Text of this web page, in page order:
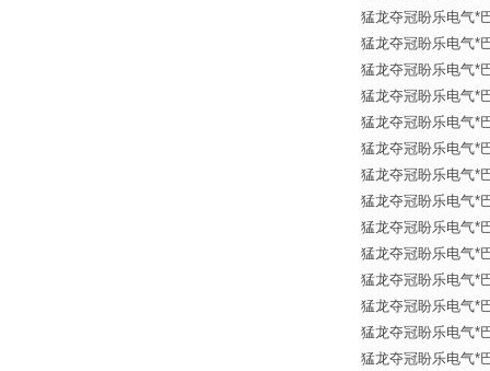
猛龙夺冠盼乐电气*
猛龙夺冠盼乐电气*
猛龙夺冠盼乐电气*
猛龙夺冠盼乐电气*
猛龙夺冠盼乐电气*
猛龙夺冠盼乐电气*
猛龙夺冠盼乐电气*
猛龙夺冠盼乐电气*
猛龙夺冠盼乐电气*
猛龙夺冠盼乐电气*
猛龙夺冠盼乐电气*
猛龙夺冠盼乐电气*
猛龙夺冠盼乐电气*
猛龙夺冠盼乐电气*